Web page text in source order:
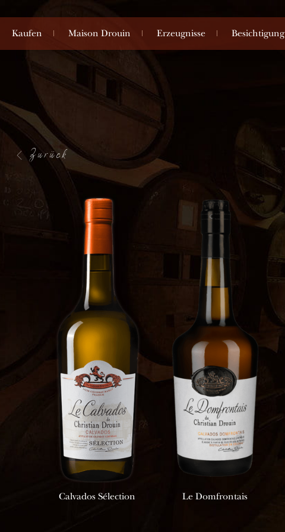
Kaufen Maison Drouin Erzeugnisse Besichtigung
Zurück
Calvados Sélection Le Domfrontais